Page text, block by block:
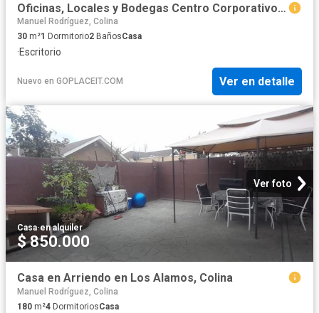
Oficinas, Locales y Bodegas Centro Corporativo AENEUS Chicureo
Manuel Rodríguez, Colina
30 m²1 Dormitorio2 BañosCasa
·Escritorio
Nuevo en GOPLACEIT.COM Ver en detalle
Ver foto
Casa·en alquiler
$ 850.000
Casa en Arriendo en Los Alamos, Colina
Manuel Rodríguez, Colina
180 m²4 DormitoriosCasa